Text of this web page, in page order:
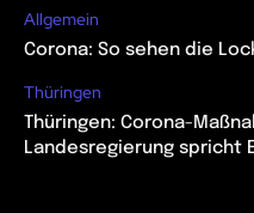
Allgemein
Corona: So sehen die
Thüringen
Thüringen: Corona-
Landesregierung spricht